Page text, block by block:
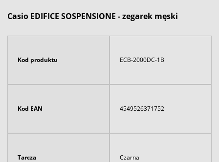
Casio EDIFICE SOSPENSIONE - zegarek męski
Kod produktu ECB-2000DC-1B
Kod EAN 4549526371752
Tarcza Czarna